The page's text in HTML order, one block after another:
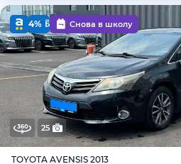
4% Снова в школу
25
TOYOTA AVENSIS 2013